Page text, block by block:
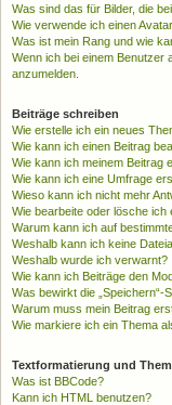
Was sind das für Bilder, die
Wie verwende ich einen
Was ist mein Rang und wie
Wenn ich bei einem Benutzer
anzumelden.
Beiträge schreiben
Wie erstelle ich ein neues
Wie kann ich einen Beitrag
Wie kann ich meinem Beitrag
Wie kann ich eine Umfrage
Wieso kann ich nicht mehr
Wie bearbeite oder lösche ich
Warum kann ich auf
Weshalb kann ich keine
Weshalb wurde ich verwarnt?
Wie kann ich Beiträge den
Was bewirkt die „Speichern“-
Warum muss mein Beitrag
Wie markiere ich ein Thema
Textformatierung und
Was ist BBCode?
Kann ich HTML benutzen?